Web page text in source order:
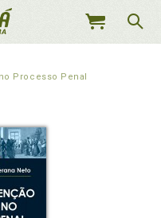
MEU
Processo Penal